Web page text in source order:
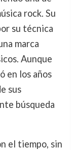
rock. Su
su técnica
marca
Aunque
en los años
sus
búsqueda
el tiempo, sin